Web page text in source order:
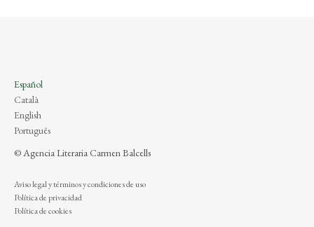
Español
Català
English
Português
© Agencia Literaria Carmen Balcells
Aviso legal y términos y condiciones de uso
Política de privacidad
Política de cookies